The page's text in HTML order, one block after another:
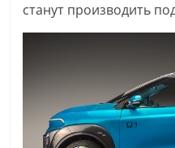
станут производить